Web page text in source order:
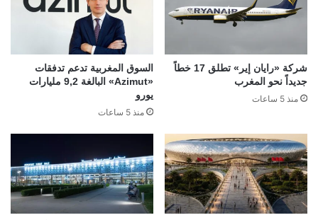
شركة «رايان إير» تطلق 17 خطاً
جديداً نحو المغرب
منذ 5 ساعات
السوق المغربية تدعم تدفقات
«Azimut» البالغة 9,2 مليارات
يورو
منذ 5 ساعات